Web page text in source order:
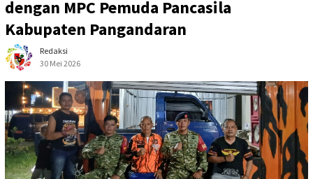
dengan MPC Pemuda Pancasila
Kabupaten Pangandaran
Redaksi
30 Mei 2026